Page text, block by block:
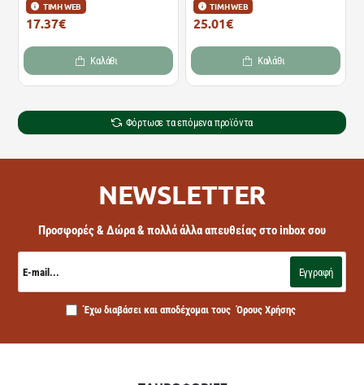
ΤΙΜΗ WEB
17.37€
Καλάθι
ΤΙΜΗ WEB
25.01€
Καλάθι
Φόρτωσε τα επόμενα προϊόντα
NEWSLETTER
Προσφορές & Δώρα & πολλά άλλα απευθείας στο inbox σου
mail...
Εγγραφή
Έχω διαβάσει και αποδέχομαι τους Όρους Χρήσης